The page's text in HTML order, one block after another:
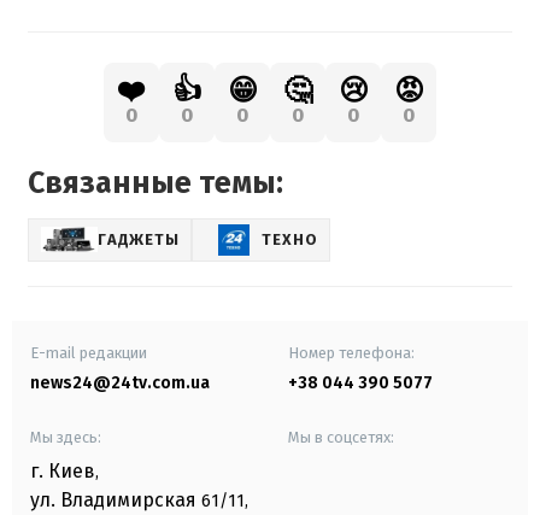
❤️
0
👍
0
😁
0
🤔
0
😢
0
😡
0
Связанные темы:
ГАДЖЕТЫ ТЕХНО
E-mail редакции
news24@24tv.com.ua
Номер телефона:
+38 044 390 5077
Мы здесь:
г. Киев,
ул. Владимирская 61/11,
Мы в соцсетях: